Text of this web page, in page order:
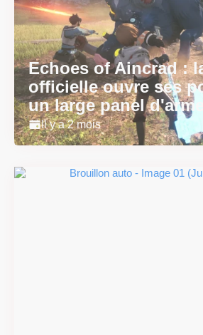
Echoes of Aincrad :
officielle ouvre ses
un large panel
Il y a 2 mois